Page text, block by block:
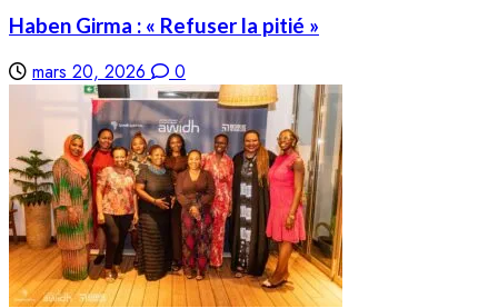
Haben Girma : « Refuser la pitié »
mars 20, 2026 0